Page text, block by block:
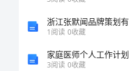
1阅读 0收藏
家庭医师个人工作计划
3阅读 0收藏